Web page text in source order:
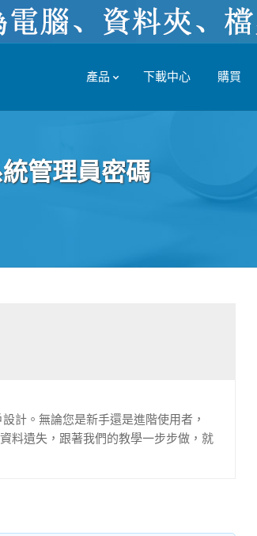
產品 下載中心 購買
管理員密碼
計。無論您是新手還是進階使用者，
料遺失，跟著我們的教學一步步做，就